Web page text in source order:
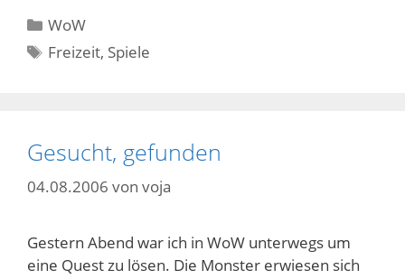
Kategorien
WoW
Schlagwörter
Freizeit, Spiele
Gesucht, gefunden
04.08.2006 von voja
Gestern Abend war ich in WoW unterwegs um
eine Quest zu lösen. Die Monster erwiesen sich